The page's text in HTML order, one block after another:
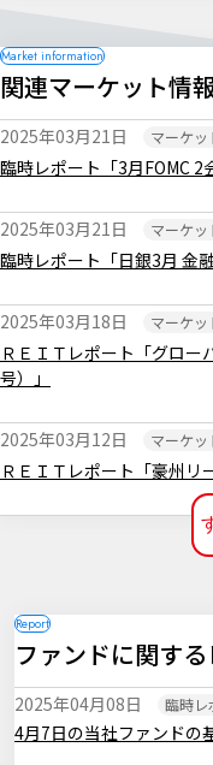
関連マーケット情
臨時レポート「3月FOMC 2
2025年03月21日 マーケッ
臨時レポート「日銀3月 金
2025年03月21日 マーケッ
ＲＥＩＴレポート「グロー
号）」
2025年03月18日 マーケッ
ＲＥＩＴレポート「豪州リ
2025年03月12日 マーケッ
ＲＥＩＴレポート「グロ
マーケ
ＲＥＩＴレポート「豪州
2025年02月18日 マーケッ
2025年01月30日 マーケッ
ファンドに関す
4月7日の当社ファンドの
2025年04月08日 臨時レ